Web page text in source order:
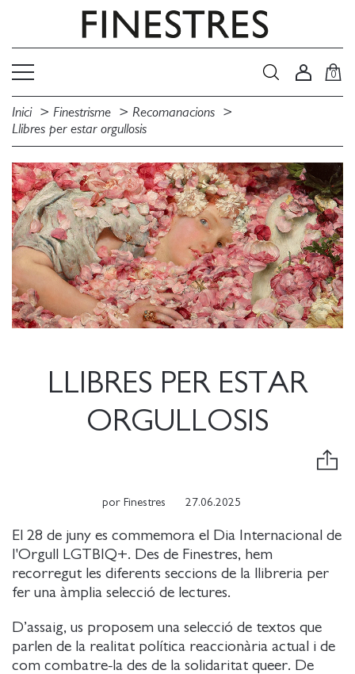
0
Inici Finestrisme
Recomanacions
Llibres per estar orgullosis
LLIBRES PER ESTAR
ORGULLOSIS
por Finestres 27.06.2025
El 28 de juny es commemora el Dia Internacional de
l'Orgull LGTBIQ+. Des de Finestres, hem
recorregut les diferents seccions de la llibreria per
fer una àmplia selecció de lectures.
D’assaig, us proposem una selecció de textos que
parlen de la realitat política reaccionària actual i de
com combatre-la des de la solidaritat queer. De